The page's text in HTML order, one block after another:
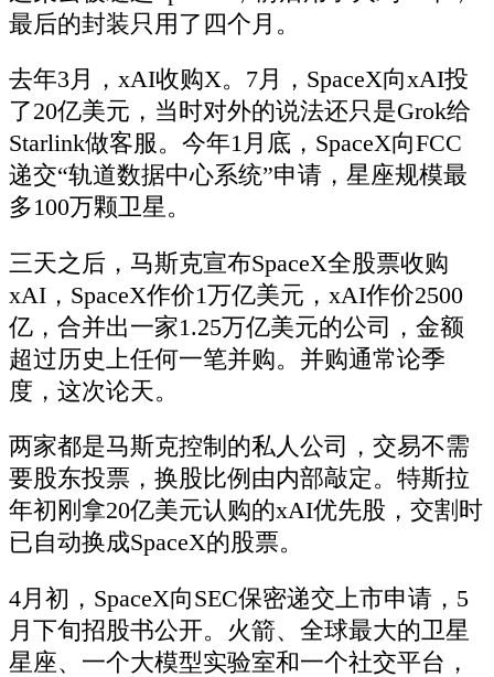
最后的封装只用了四个月。
去年3月，xAI收购X。7月，SpaceX向xAI投
了20亿美元，当时对外的说法还只是Grok给
Starlink做客服。今年1月底，SpaceX向FCC
递交“轨道数据中心系统”申请，星座规模最
多100万颗卫星。
三天之后，马斯克宣布SpaceX全股票收购
xAI，SpaceX作价1万亿美元，xAI作价2500
亿，合并出一家1.25万亿美元的公司，金额
超过历史上任何一笔并购。并购通常论季
度，这次论天。
两家都是马斯克控制的私人公司，交易不需
要股东投票，换股比例由内部敲定。特斯拉
年初刚拿20亿美元认购的xAI优先股，交割时
已自动换成SpaceX的股票。
4月初，SpaceX向SEC保密递交上市申请，5
月下旬招股书公开。火箭、全球最大的卫星
星座、一个大模型实验室和一个社交平台，